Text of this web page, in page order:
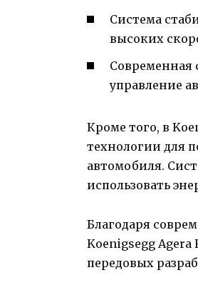
Система
высоких
Современная
управление
Кроме того, в
технологии для
автомобиля.
использовать
Благодаря
Koenigsegg Agera
передовых